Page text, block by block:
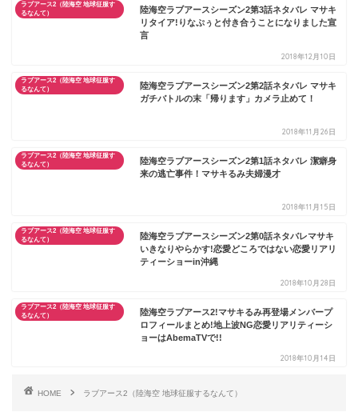
ラブアース2（陸海空 地球征服す
るなんて）
陸海空ラブアースシーズン2第3話ネタバレ マサキ
リタイア!りなぷぅと付き合うことになりました宣
言
2018年12月10日
ラブアース2（陸海空 地球征服す
るなんて）
陸海空ラブアースシーズン2第2話ネタバレ マサキ
ガチバトルの末「帰ります」カメラ止めて！
2018年11月26日
ラブアース2（陸海空 地球征服す
るなんて）
陸海空ラブアースシーズン2第1話ネタバレ 潔癖身
来の逃亡事件！マサキるみ夫婦漫才
2018年11月15日
ラブアース2（陸海空 地球征服す
るなんて）
陸海空ラブアースシーズン2第0話ネタバレマサキ
いきなりやらかす!恋愛どころではない恋愛リアリ
ティーショーin沖縄
2018年10月28日
ラブアース2（陸海空 地球征服す
るなんて）
陸海空ラブアース2!マサキるみ再登場メンバープ
ロフィールまとめ!地上波NG恋愛リアリティーシ
ョーはAbemaTVで!!
2018年10月14日
HOME ラブアース2（陸海空 地球征服するなんて）